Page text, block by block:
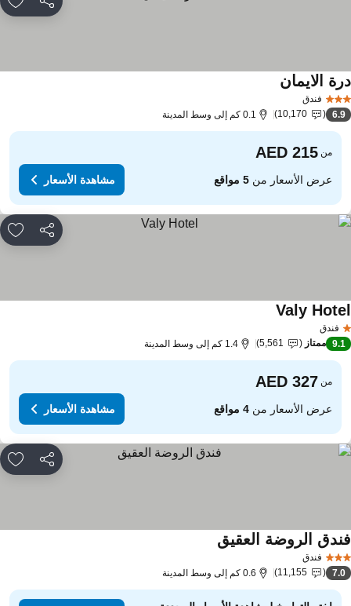
مشاركة
فندق
الايمان
6.9
10,170 0.1 كم إلى وسط المدينة
من
عرض الأسعار من5 مواقع مشاهدة الأسعار
مشاركة
فندق
Valy
9.1 ممتاز 5,561 1.4 كم إلى وسط المدينة
من
عرض الأسعار من4 مواقع مشاهدة الأسعار
مشاركة
فندق
الروضة العقيق
7.0
11,155 0.6 كم إلى وسط المدينة